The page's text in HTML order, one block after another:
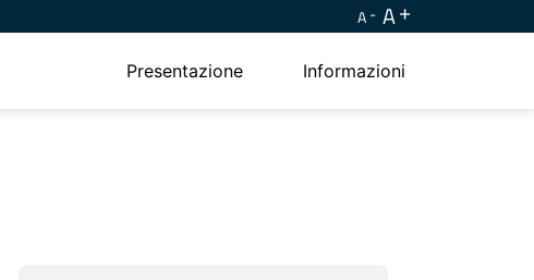
A A
Presentazione Informazioni